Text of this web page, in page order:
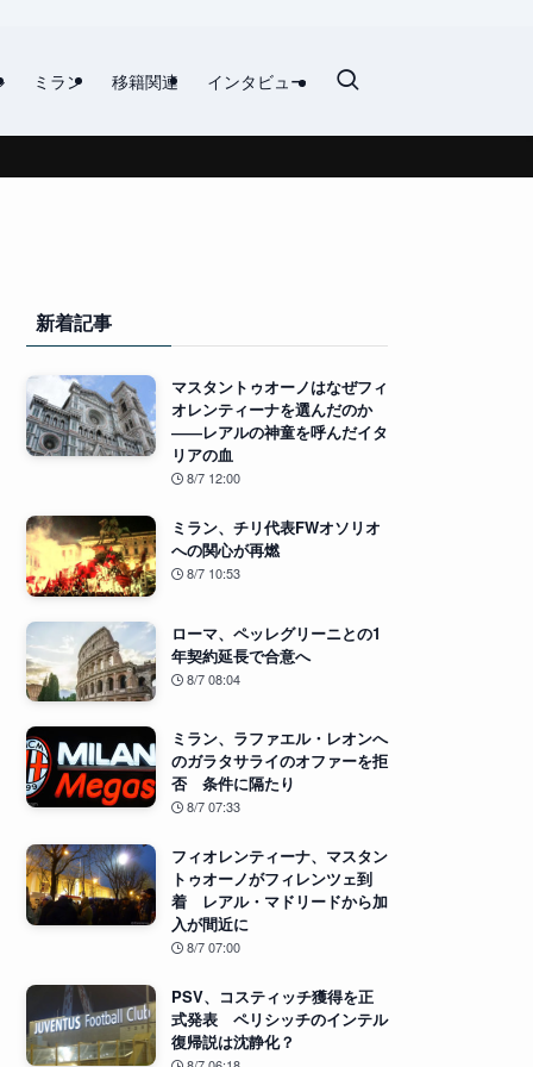
ミラン 移籍関連 インタビュー
新着記事
マスタントゥオーノはなぜフィ
オレンティーナを選んだのか
――レアルの神童を呼んだイタ
リアの血
8/7 12:00
ミラン、チリ代表FWオソリオ
への関心が再燃
8/7 10:53
ローマ、ペッレグリーニとの1
年契約延長で合意へ
8/7 08:04
ミラン、ラファエル・レオンへ
のガラタサライのオファーを拒
否 条件に隔たり
8/7 07:33
フィオレンティーナ、マスタン
トゥオーノがフィレンツェ到
着 レアル・マドリードから加
入が間近に
8/7 07:00
PSV、コスティッチ獲得を正
式発表 ペリシッチのインテル
復帰説は沈静化？